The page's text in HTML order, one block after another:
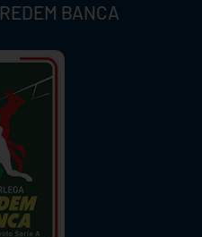
BANCA